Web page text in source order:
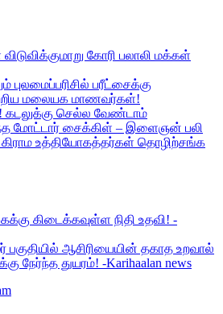
கோரி பலாலி மக்கள்
புலமைப்பரிசில் பரீட்சைக்கு
மலையக மாணவர்கள்!
கடலுக்கு செல்ல வேண்டாம்
மோட்டார் சைக்கிள் – இளைஞன் பலி
கிராம உத்தியோகத்தர்கள் தொழிற்சங்க
கிடைக்கவுள்ள நிதி உதவி! -
பகுதியில் ஆசிரியையின் தகாத உறவால்
நேர்ந்த துயரம்! -Karihaalan news